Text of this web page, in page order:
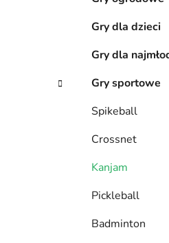
Gry dla dzieci
Gry dla
Gry sportowe
Spikeball
Crossnet
Kanjam
Pickleball
Badminton